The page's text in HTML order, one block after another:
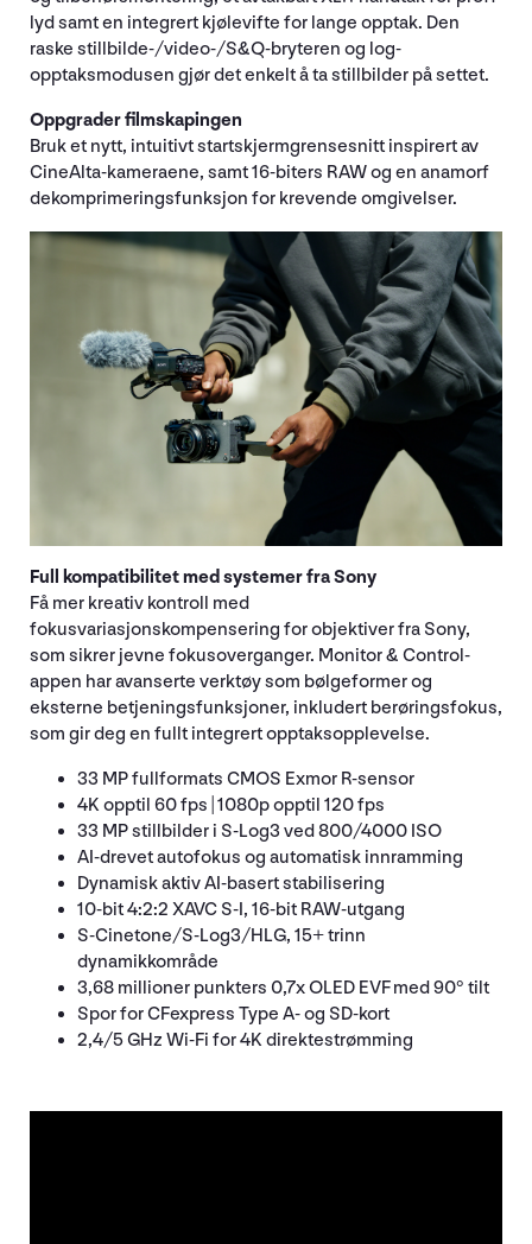
lyd samt en integrert kjølevifte for lange opptak. Den
raske stillbilde-/video-/S&Q-bryteren og log-
opptaksmodusen gjør det enkelt å ta stillbilder på settet.
Oppgrader filmskapingen
Bruk et nytt, intuitivt startskjermgrensesnitt inspirert av
CineAlta-kameraene, samt 16-biters RAW og en anamorf
dekomprimeringsfunksjon for krevende omgivelser.
Full kompatibilitet med systemer fra Sony
Få mer kreativ kontroll med
fokusvariasjonskompensering for objektiver fra Sony,
som sikrer jevne fokusoverganger. Monitor & Control-
appen har avanserte verktøy som bølgeformer og
eksterne betjeningsfunksjoner, inkludert berøringsfokus,
som gir deg en fullt integrert opptaksopplevelse.
33 MP fullformats CMOS Exmor R-sensor
4K opptil 60 fps | 1080p opptil 120 fps
33 MP stillbilder i S-Log3 ved 800/4000 ISO
AI-drevet autofokus og automatisk innramming
Dynamisk aktiv AI-basert stabilisering
10-bit 4:2:2 XAVC S-I, 16-bit RAW-utgang
S-Cinetone/S-Log3/HLG, 15+ trinn
dynamikkområde
3,68 millioner punkters 0,7x OLED EVF med 90° tilt
Spor for CFexpress Type A- og SD-kort
2,4/5 GHz Wi-Fi for 4K direktestrømming